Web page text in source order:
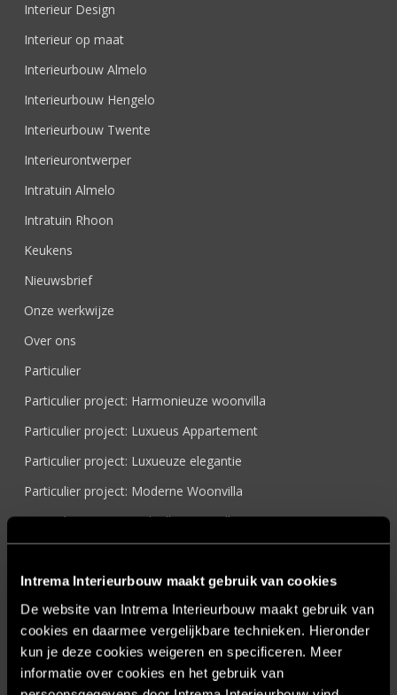
Intrema Interieurbouw maakt gebruik van cookies
De website van Intrema Interieurbouw maakt gebruik van
cookies en daarmee vergelijkbare technieken. Hieronder
kun je deze cookies weigeren en specificeren. Meer
informatie over cookies en het gebruik van
Interieur Design
Interieur op maat
Interieurbouw Almelo
Interieurbouw Hengelo
Interieurbouw Twente
Interieurontwerper
Intratuin Almelo
Intratuin Rhoon
Keukens
Nieuwsbrief
Onze werkwijze
Over ons
Particulier
Particulier project: Harmonieuze woonvilla
Particulier project: Luxueus Appartement
Particulier project: Luxueuze elegantie
Particulier project: Moderne Woonvilla
Particulier project: Stijlvolle Woonvilla
Projecten
Referenties
Samenwerken
Sensire